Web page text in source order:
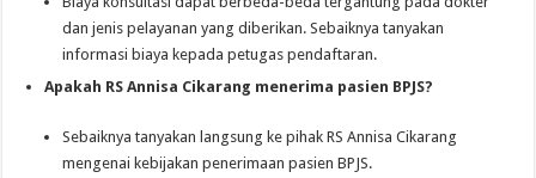
dan jenis pelayanan yang diberikan. Sebaiknya tanyakan
informasi biaya kepada petugas pendaftaran.
Apakah RS Annisa Cikarang menerima pasien BPJS?
Sebaiknya tanyakan langsung ke pihak RS Annisa Cikarang
mengenai kebijakan penerimaan pasien BPJS.